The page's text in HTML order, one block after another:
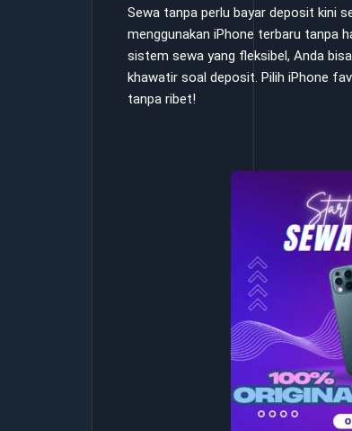
Sewa tanpa perlu bayar deposit kini
menggunakan iPhone terbaru tanpa
sistem sewa yang fleksibel, Anda
khawatir soal deposit. Pilih iPhone
tanpa ribet!